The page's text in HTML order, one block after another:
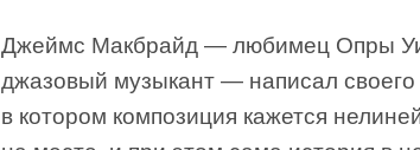
Джеймс Макбрайд — любимец Опры
джазовый музыкант — написал
в котором композиция кажется